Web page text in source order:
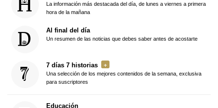
La información más destacada del día, de lunes a viernes a primera
hora de la mañana
Al final del día
Un resumen de las noticias que debes saber antes de acostarte
7 días 7 historias
Una selección de los mejores contenidos de la semana, exclusiva
para suscriptores
Educación